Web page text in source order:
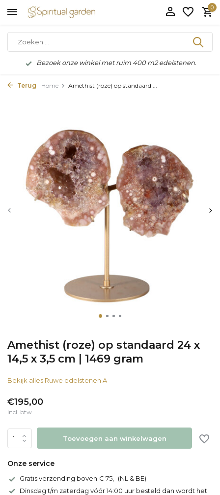
0
Bezoek onze winkel met ruim 400 m2 edelstenen.
Terug Home Amethist (roze) op standaard ...
Amethist (roze) op standaard 24 x
14,5 x 3,5 cm | 1469 gram
Bekijk alles Ruwe edelstenen A
€195,00
Incl. btw
Toevoegen aan winkelwagen
Onze service
Gratis verzending boven € 75,- (NL & BE)
Dinsdag t/m zaterdag vóór 14:00 uur besteld dan wordt het